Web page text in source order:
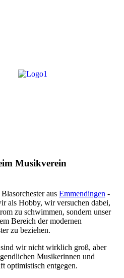
Musikverein
aus Emmendingen -
als Hobby, wir versuchen dabei,
zu schwimmen, sondern unser
Bereich der modernen
zu beziehen.
sind wir nicht wirklich groß, aber
Musikerinnen und
optimistisch entgegen.